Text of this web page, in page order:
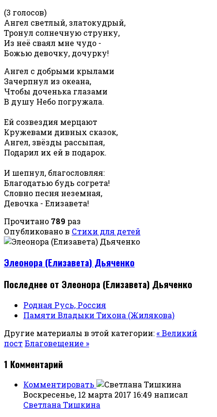
(3 голосов)
Ангел светлый, златокудрый,
Тронул солнечную струнку,
Из неё сваял мне чудо -
Божью девочку, дочурку!
Ангел с добрыми крылами
Зачерпнул из океана,
Чтобы доченька глазами
В душу Небо погружала.
Ей созвездия мерцают
Кружевами дивных сказок,
Ангел, звёзды рассыпая,
Подарил их ей в подарок.
И шепнул, благословляя:
Благодатью будь согрета!
Словно песня неземная,
Девочка - Елизавета!
Прочитано 789 раз
Опубликовано в Стихи для детей
Элеонора (Елизавета) Дьяченко
Последнее от Элеонора (Елизавета) Дьяченко
Родная Русь, Россия
Памяти Владыки Тихона (Жилякова)
Другие материалы в этой категории:« Великий
пост Благовещение »
1 Комментарий
Комментировать
Воскресенье, 12 марта 2017 16:49 написал
Светлана Тишкина